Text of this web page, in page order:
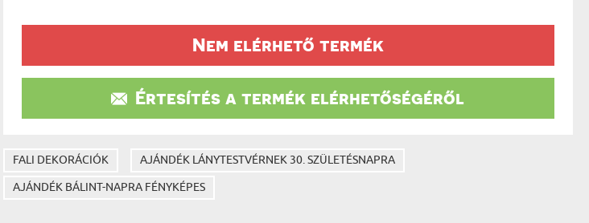
Nem elérhető termék
Értesítés a termék elérhetőségéről
FALI DEKORÁCIÓK
AJÁNDÉK LÁNYTESTVÉRNEK 30. SZÜLETÉSNAPRA
AJÁNDÉK BÁLINT-NAPRA FÉNYKÉPES